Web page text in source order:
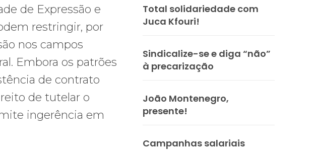
de Expressão e
restringir, por
nos campos
Embora os patrões
de contrato
de tutelar o
ingerência em
Total solidariedade com
Juca Kfouri!
Sindicalize-se e diga “não”
à precarização
João Montenegro,
presente!
Campanhas salariais